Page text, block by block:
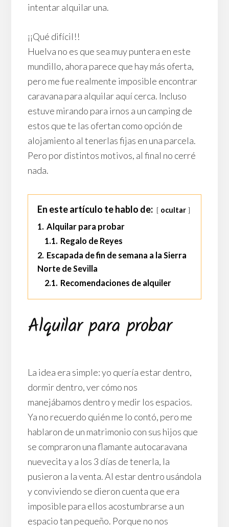
intentar alquilar una.
¡¡Qué difícil!!
Huelva no es que sea muy puntera en este
mundillo, ahora parece que hay más oferta,
pero me fue realmente imposible encontrar
caravana para alquilar aquí cerca. Incluso
estuve mirando para irnos a un camping de
estos que te las ofertan como opción de
alojamiento al tenerlas fijas en una parcela.
Pero por distintos motivos, al final no cerré
nada.
En este artículo te hablo de: ocultar
1. Alquilar para probar
1.1. Regalo de Reyes
2. Escapada de fin de semana a la Sierra
Norte de Sevilla
2.1. Recomendaciones de alquiler
Alquilar para probar
La idea era simple: yo quería estar dentro,
dormir dentro, ver cómo nos
manejábamos dentro y medir los espacios.
Ya no recuerdo quién me lo contó, pero me
hablaron de un matrimonio con sus hijos que
se compraron una flamante autocaravana
nuevecita y a los 3 días de tenerla, la
pusieron a la venta. Al estar dentro usándola
y conviviendo se dieron cuenta que era
imposible para ellos acostumbrarse a un
espacio tan pequeño. Porque no nos